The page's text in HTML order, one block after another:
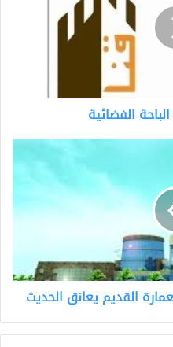
الفضائية
القديم يعانق الحديث